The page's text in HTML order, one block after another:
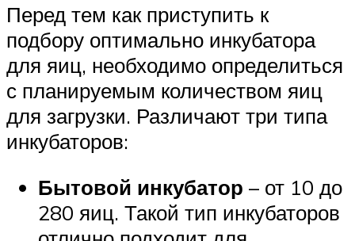
Перед тем как приступить к
подбору оптимально инкубатора
для яиц, необходимо определиться
с планируемым количеством яиц
для загрузки. Различают три типа
инкубаторов:
Бытовой инкубатор – от 10 до
280 яиц. Такой тип инкубаторов